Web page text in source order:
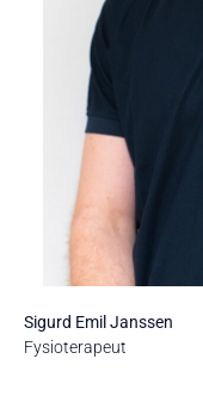
Sigurd Emil Janssen
Fysioterapeut